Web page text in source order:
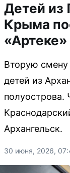
Детей из
Крыма
«Артеке»
Вторую смену
детей из
полуострова.
Архангельск.
30 июня, 2026,